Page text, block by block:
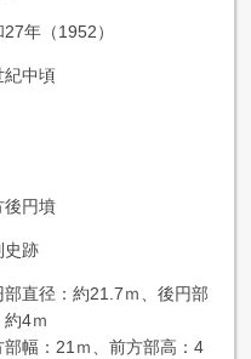
27年（1952）
紀中頃
後円墳
史跡
部直径：約21.7ｍ、後円部
約4ｍ
部幅：21ｍ、前方部高：4